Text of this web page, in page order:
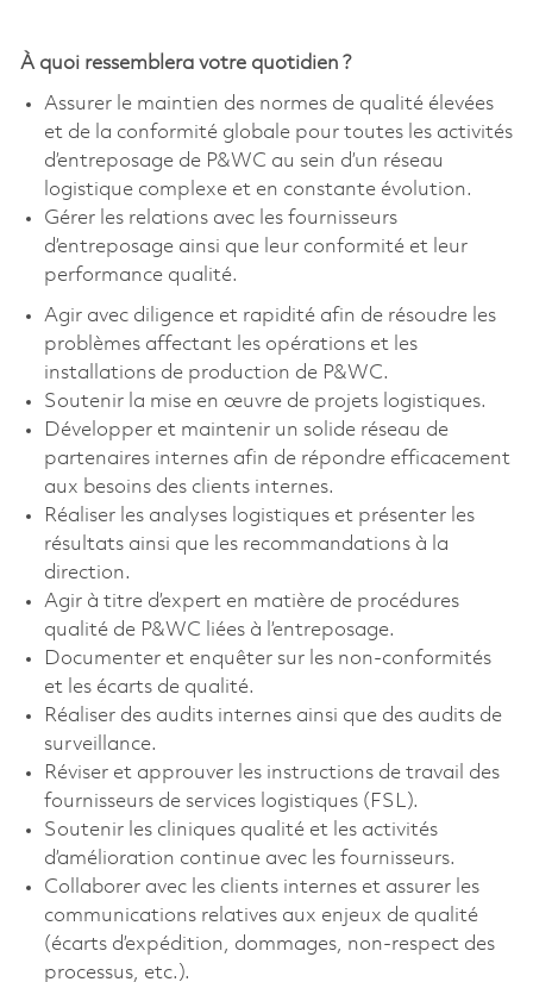
À quoi ressemblera votre quotidien ?
Assurer le maintien des normes de qualité élevées
et de la conformité globale pour toutes les activités
d’entreposage de P&WC au sein d’un réseau
logistique complexe et en constante évolution.
Gérer les relations avec les fournisseurs
d’entreposage ainsi que leur conformité et leur
performance qualité.
Agir avec diligence et rapidité afin de résoudre les
problèmes affectant les opérations et les
installations de production de P&WC.
Soutenir la mise en œuvre de projets logistiques.
Développer et maintenir un solide réseau de
partenaires internes afin de répondre efficacement
aux besoins des clients internes.
Réaliser les analyses logistiques et présenter les
résultats ainsi que les recommandations à la
direction.
Agir à titre d’expert en matière de procédures
qualité de P&WC liées à l’entreposage.
Documenter et enquêter sur les non-conformités
et les écarts de qualité.
Réaliser des audits internes ainsi que des audits de
surveillance.
Réviser et approuver les instructions de travail des
fournisseurs de services logistiques (FSL).
Soutenir les cliniques qualité et les activités
d’amélioration continue avec les fournisseurs.
Collaborer avec les clients internes et assurer les
communications relatives aux enjeux de qualité
(écarts d’expédition, dommages, non-respect des
processus, etc.).